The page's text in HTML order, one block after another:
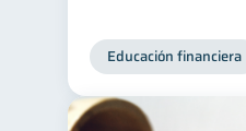
Educación financiera